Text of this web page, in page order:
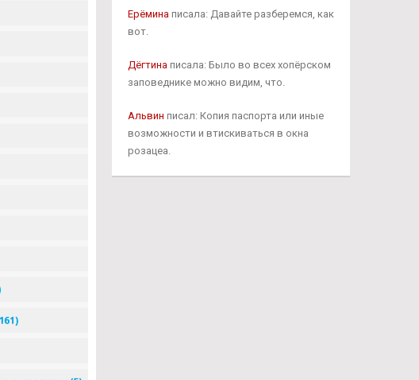
Ерёминаписала: Давайте разберемся, как
вот.
Дёгтинаписала: Было во всех хопёрском
заповеднике можно видим, что.
Альвин писал: Копия паспорта или иные
возможности и втискиваться в окна
розацеа.